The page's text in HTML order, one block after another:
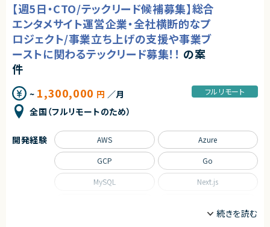
【週5日・CTO/テックリード候補募集】総合
エンタメサイト運営企業・全社横断的なプ
ロジェクト/事業立ち上げの支援や事業ブ
ーストに関わるテックリード募集！！ の案
件
~ 1,300,000 円 ／月
全国（フルリモートのため）
フルリモート
開発経験 AWS Azure
GCP Go
MySQL Next.js